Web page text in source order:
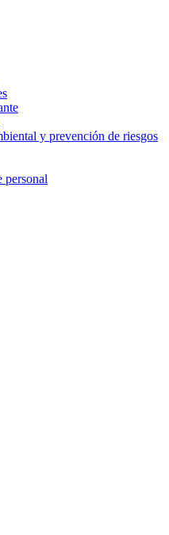
y prevención de riesgos
personal